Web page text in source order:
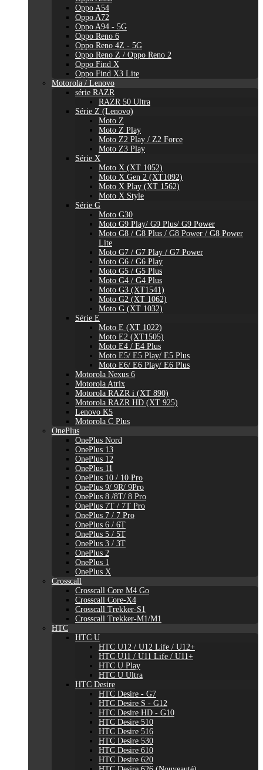
Oppo A54
Oppo A72
Oppo A94 - 5G
Oppo Reno 6
Oppo Reno 4Z - 5G
Oppo Reno Z / Oppo Reno 2
Oppo Find X
Oppo Find X3 Lite
Motorola / Lenovo
série RAZR
RAZR 50 Ultra
Série Z (Lenovo)
Moto Z
Moto Z Play
Moto Z2 Play / Z2 Force
Moto Z3 Play
Série X
Moto X (XT 1052)
Moto X Gen 2 (XT1092)
Moto X Play (XT 1562)
Moto X Style
Série G
Moto G30
Moto G9 Play/ G9 Plus/ G9 Power
Moto G8 / G8 Plus / G8 Power / G8 Power
Lite
Moto G7 / G7 Play / G7 Power
Moto G6 / G6 Play
Moto G5 / G5 Plus
Moto G4 / G4 Plus
Moto G3 (XT1541)
Moto G2 (XT 1062)
Moto G (XT 1032)
Série E
Moto E (XT 1022)
Moto E2 (XT1505)
Moto E4 / E4 Plus
Moto E5/ E5 Play/ E5 Plus
Moto E6/ E6 Play/ E6 Plus
Motorola Nexus 6
Motorola Atrix
Motorola RAZR i (XT 890)
Motorola RAZR HD (XT 925)
Lenovo K5
Motorola C Plus
OnePlus
OnePlus Nord
OnePlus 13
OnePlus 12
OnePlus 11
OnePlus 10 / 10 Pro
OnePlus 9/ 9R/ 9Pro
OnePlus 8 /8T/ 8 Pro
OnePlus 7T / 7T Pro
OnePlus 7 / 7 Pro
OnePlus 6 / 6T
OnePlus 5 / 5T
OnePlus 3 / 3T
OnePlus 2
OnePlus 1
OnePlus X
Crosscall
Crosscall Core M4 Go
Crosscall Core-X4
Crosscall Trekker-S1
Crosscall Trekker-M1/M1
HTC
HTC U
HTC U12 / U12 Life / U12+
HTC U11 / U11 Life / U11+
HTC U Play
HTC U Ultra
HTC Desire
HTC Desire - G7
HTC Desire S - G12
HTC Desire HD - G10
HTC Desire 510
HTC Desire 516
HTC Desire 530
HTC Desire 610
HTC Desire 620